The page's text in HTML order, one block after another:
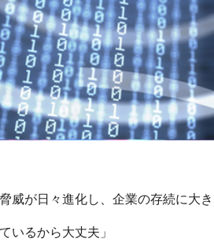
威が日々進化し、企業の存続に大
いるから大丈夫」